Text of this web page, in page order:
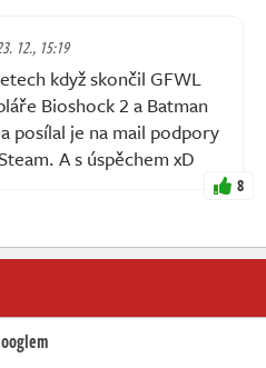
12., 15:19
když skončil GFWL
Bioshock 2 a Batman
posílal je na mail podpory
A s úspěchem xD
8